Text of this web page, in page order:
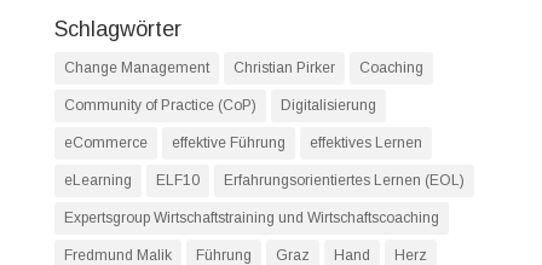
Schlagwörter
Change Management Christian Pirker Coaching
Community of Practice (CoP) Digitalisierung
eCommerce effektive Führung effektives Lernen
eLearning ELF10 Erfahrungsorientiertes Lernen (EOL)
Expertsgroup Wirtschaftstraining und Wirtschaftscoaching
Fredmund Malik Führung Graz Hand Herz